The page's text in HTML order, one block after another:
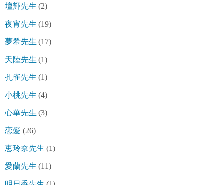
壇輝先生 (2)
夜宵先生 (19)
夢希先生 (17)
天陸先生 (1)
孔雀先生 (1)
小桃先生 (4)
心華先生 (3)
恋愛 (26)
恵玲奈先生 (1)
愛蘭先生 (11)